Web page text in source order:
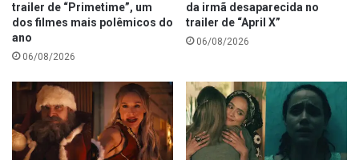
trailer de “Primetime”, um
dos filmes mais polêmicos do
ano
06/08/2026
da irmã desaparecida no
trailer de “April X”
06/08/2026